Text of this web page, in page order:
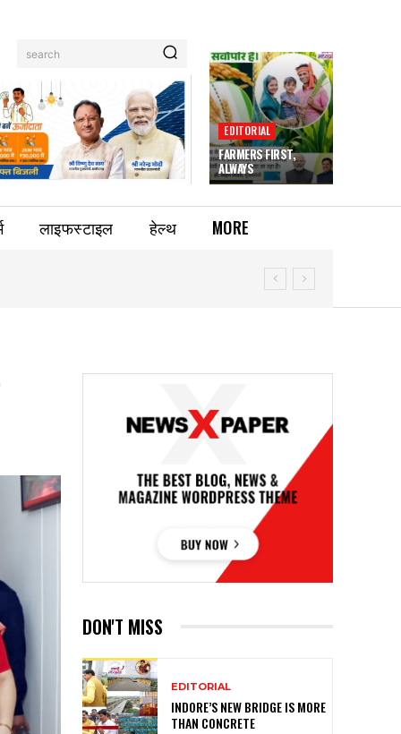
search
EDITORIAL
FARMERS FIRST,
ALWAYS
लाइफस्टाइल हेल्थ MORE
DON'T MISS
EDITORIAL
INDORE’S NEW BRIDGE IS MORE
THAN CONCRETE